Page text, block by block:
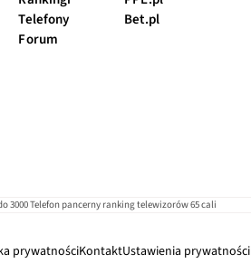
Telefony
Forum
Bet.pl
3000Telefon pancerny ranking telewizorów 65 cali
prywatnościKontaktUstawienia prywatności